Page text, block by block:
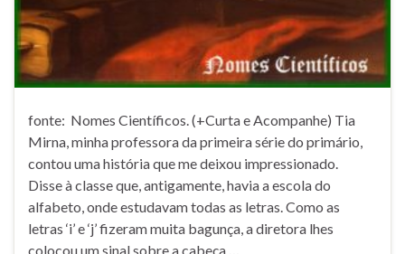
fonte: Nomes Científicos. (+Curta e Acompanhe) Tia
Mirna, minha professora da primeira série do primário,
contou uma história que me deixou impressionado.
Disse à classe que, antigamente, havia a escola do
alfabeto, onde estudavam todas as letras. Como as
letras ‘i’ e ‘j’ fizeram muita bagunça, a diretora lhes
colocou um sinal sobre a cabeça …